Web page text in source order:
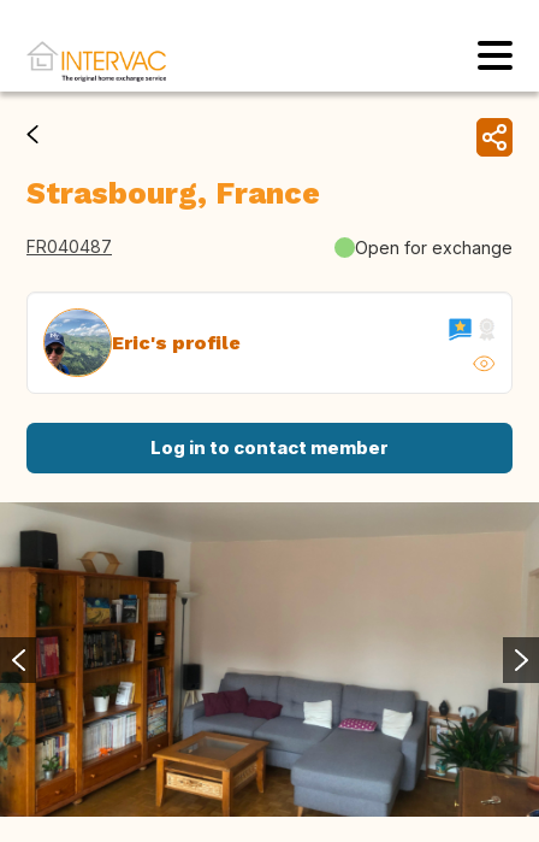
Strasbourg, France
FR040487 Open for exchange
Eric's profile
Log in to contact member